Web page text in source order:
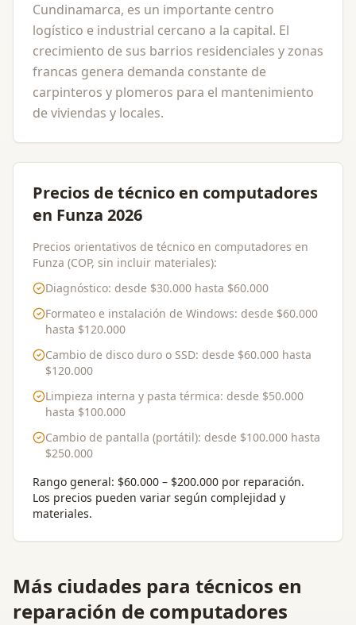
Cundinamarca, es un importante centro
logístico e industrial cercano a la capital. El
crecimiento de sus barrios residenciales y zonas
francas genera demanda constante de
carpinteros y plomeros para el mantenimiento
de viviendas y locales.
Precios de técnico en computadores
en Funza 2026
Precios orientativos de técnico en computadores en
Funza (COP, sin incluir materiales):
Diagnóstico: desde $30.000 hasta $60.000
Formateo e instalación de Windows: desde $60.000
hasta $120.000
Cambio de disco duro o SSD: desde $60.000 hasta
$120.000
Limpieza interna y pasta térmica: desde $50.000
hasta $100.000
Cambio de pantalla (portátil): desde $100.000 hasta
$250.000
Rango general: $60.000 – $200.000 por reparación.
Los precios pueden variar según complejidad y
materiales.
Más ciudades para técnicos en
reparación de computadores